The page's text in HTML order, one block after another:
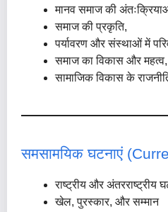
मानव समाज की
समाज की प्रकृति,
पर्यावरण और संस्थाओं में
समाज का विकास और महत्व,
सामाजिक विकास के
समसामयिक घटनाएं
राष्ट्रीय और अंतरराष्ट्रीय
खेल, पुरस्कार, और सम्मान